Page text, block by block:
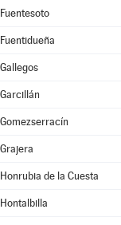
Fuentesoto
Fuentidueña
Gallegos
Garcillán
Gomezserracín
Grajera
Honrubia de la Cuesta
Hontalbilla